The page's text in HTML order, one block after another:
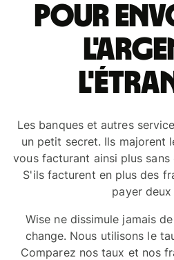
pour
Les banques et autres
un petit secret. Ils majorent
vous facturant ainsi plus sans
S'ils facturent en plus des
payer
Wise ne dissimule jamais
change. Nous utilisons le
Comparez nos taux et nos